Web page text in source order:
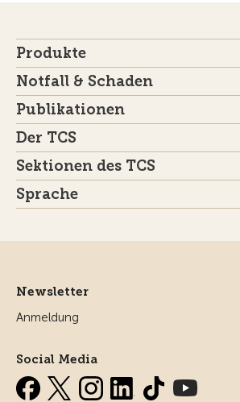
Produkte
Notfall & Schaden
Publikationen
Der TCS
Sektionen des TCS
Sprache
Newsletter
Anmeldung
Social Media